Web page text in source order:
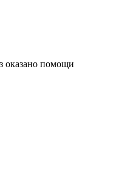
оказано помощи